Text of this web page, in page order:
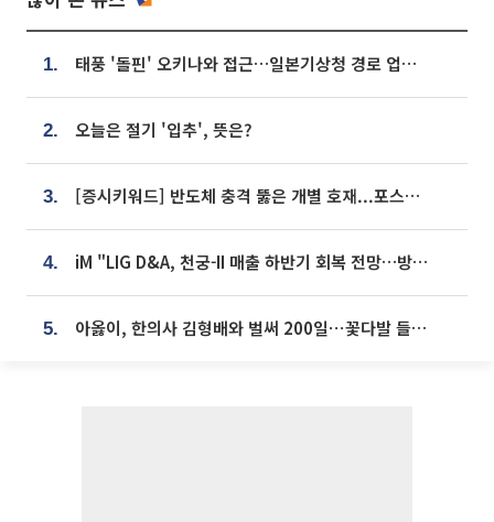
1. 태풍 '돌핀' 오키나와 접근…일본기상청 경로 업데이트
2. 오늘은 절기 '입추', 뜻은?
3. [증시키워드] 반도체 충격 뚫은 개별 호재...포스코퓨처엠·에코프로·한화솔루션 '눈길'
4. iM "LIG D&A, 천궁-II 매출 하반기 회복 전망…방산 톱픽 유지"
5. 아옳이, 한의사 김형배와 벌써 200일⋯꽃다발 들고 "프러포즈 아냐"